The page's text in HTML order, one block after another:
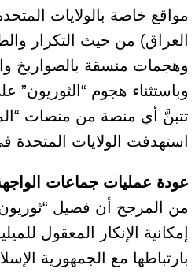
مواقع خاصة بالولايات
العراق) من حيث التكرار
وهجمات منسقة بالصواريخ
وباستثناء هجوم “الثوريون”
تتبنَّ أي منصة من منصات
استهدفت الولايات المتحدة
عودة عمليات جماعات
من المرجح أن فصيل
إمكانية الإنكار المعقول
بارتباطها مع الجمهورية